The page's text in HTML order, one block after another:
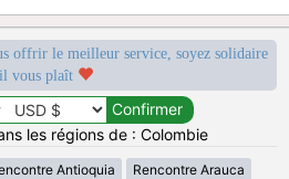
offrir le meilleur service, soyez solidaire
vous plaît
les régions de : Colombie
Antioquia Rencontre Arauca